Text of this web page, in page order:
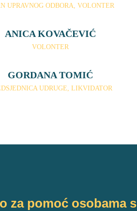
UPRAVNOG ODBORA, VOLONTER
ANICA KOVAČEVIĆ
VOLONTER
GORDANA TOMIĆ
UDRUGE, LIKVIDATOR
za pomoć osobama s